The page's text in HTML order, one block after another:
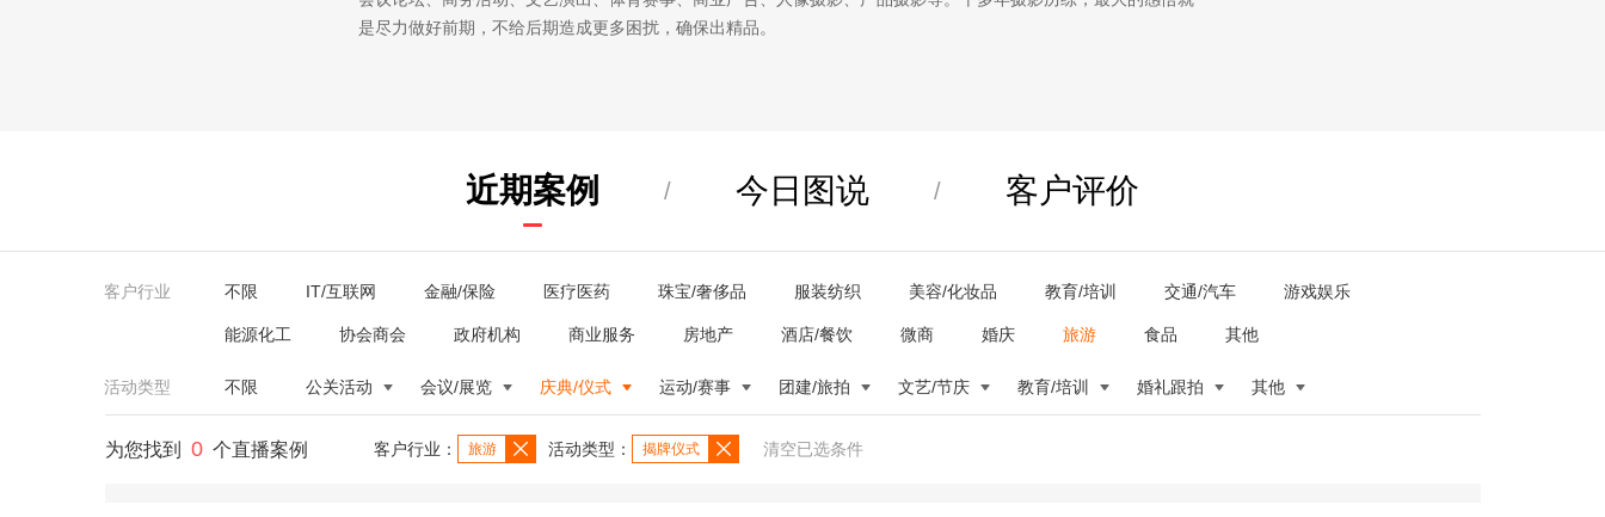
是尽力做好前期，不给后期造成更多困扰，确保出精品。
近期案例 / 今日图说 / 客户评价
客户行业 不限 IT/互联网 金融/保险 医疗医药 珠宝/奢侈品 服装纺织 美容/化妆品 教育/培训 交通/汽车 游戏娱乐
能源化工 协会商会 政府机构 商业服务 房地产 酒店/餐饮 微商 婚庆 旅游 食品 其他
活动类型 不限 公关活动 会议/展览 庆典/仪式 运动/赛事 团建/旅拍 文艺/节庆 教育/培训 婚礼跟拍 其他
为您找到 0 个直播案例 客户行业： 旅游 活动类型： 揭牌仪式 清空已选条件